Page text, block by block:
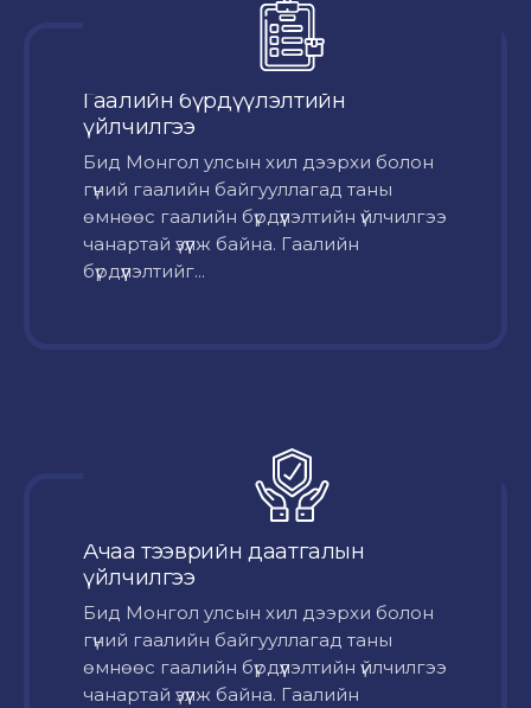
Гаалийн бүрдүүлэлтийн
үйлчилгээ
Бид Монгол улсын хил дээрхи болон
гүний гаалийн байгууллагад таны
өмнөөс гаалийн бүрдүүлэлтийн үйлчилгээ
чанартай үзүүлж байна. Гаалийн
бүрдүүлэлтийг...
Ачаа тээврийн даатгалын
үйлчилгээ
Бид Монгол улсын хил дээрхи болон
гүний гаалийн байгууллагад таны
өмнөөс гаалийн бүрдүүлэлтийн үйлчилгээ
чанартай үзүүлж байна. Гаалийн